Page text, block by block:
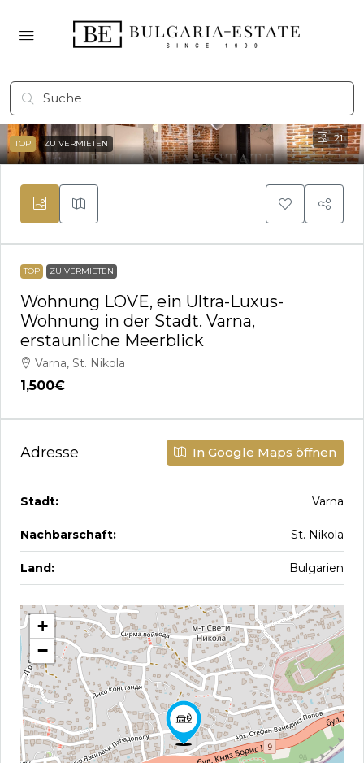
21
TOP ZU VERMIETEN
TOP ZU VERMIETEN
Wohnung LOVE, ein Ultra-Luxus-
Wohnung in der Stadt. Varna,
erstaunliche Meerblick
Varna, St. Nikola
1,500€
Adresse In Google Maps öffnen
Stadt: Varna
Nachbarschaft: St. Nikola
Land: Bulgarien
+
−